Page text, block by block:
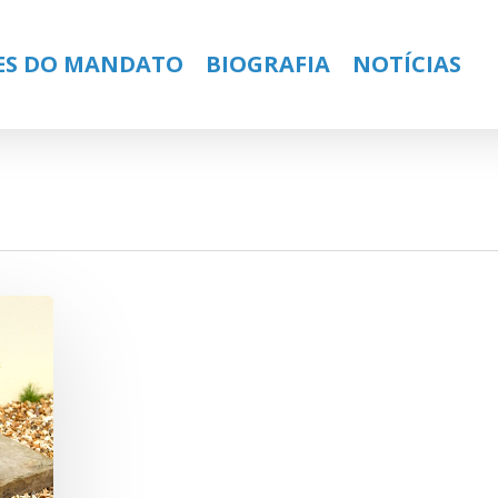
DO MANDATO BIOGRAFIA NOTÍCIAS